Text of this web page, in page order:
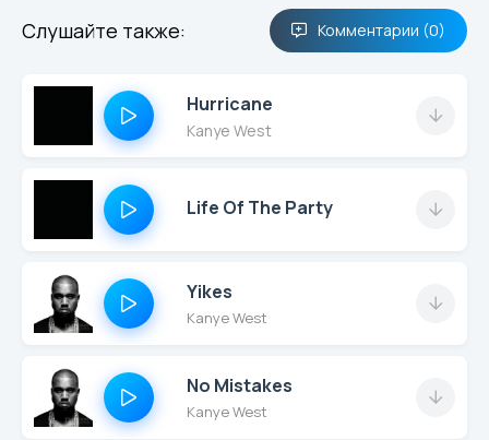
Слушайте также: Комментарии (0)
Hurricane
Kanye West
Life Of The Party
Yikes
Kanye West
No Mistakes
Kanye West